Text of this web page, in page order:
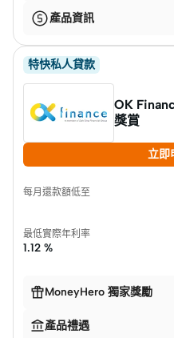
產品資訊
特快私人貸款
OK
獎賞
立即
每月還款額低至
最低實際年利率
1.12 %
MoneyHero 獨家獎勵
產品禮遇